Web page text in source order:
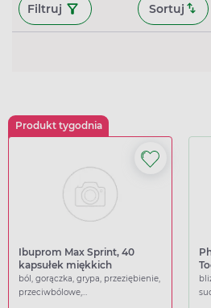
Filtruj Sortuj
Produkt tygodnia
Ibuprom Max Sprint, 40
kapsułek miękkich
ból, gorączka, grypa, przeziębienie,
przeciwbólowe,